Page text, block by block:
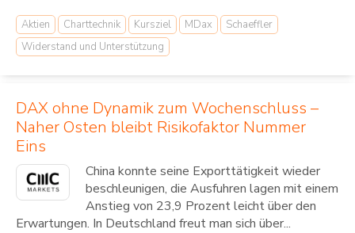
Aktien Charttechnik Kursziel MDax
Schaeffler
Widerstand und Unterstützung
DAX ohne Dynamik zum Wochenschluss –
Naher Osten bleibt Risikofaktor Nummer
Eins
China konnte seine Exporttätigkeit wieder
beschleunigen, die Ausfuhren lagen mit einem
Anstieg von 23,9 Prozent leicht über den
Erwartungen. In Deutschland freut man sich über...